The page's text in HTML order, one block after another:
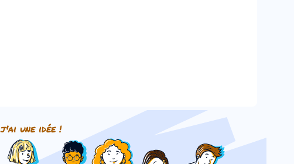
j'ai une idée !